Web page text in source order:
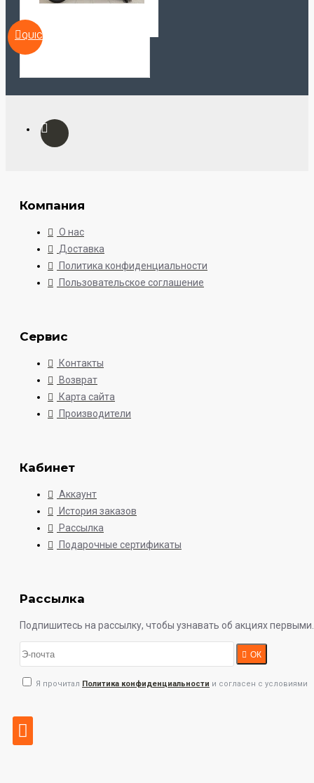
QUICKVIEW
Компания
О нас
Доставка
Политика конфиденциальности
Пользовательское соглашение
Сервис
Контакты
Возврат
Карта сайта
Производители
Кабинет
Аккаунт
История заказов
Рассылка
Подарочные сертификаты
Рассылка
Подпишитесь на рассылку, чтобы узнавать об акциях первыми.
ОК
Я прочитал Политика конфиденциальности и согласен с условиями